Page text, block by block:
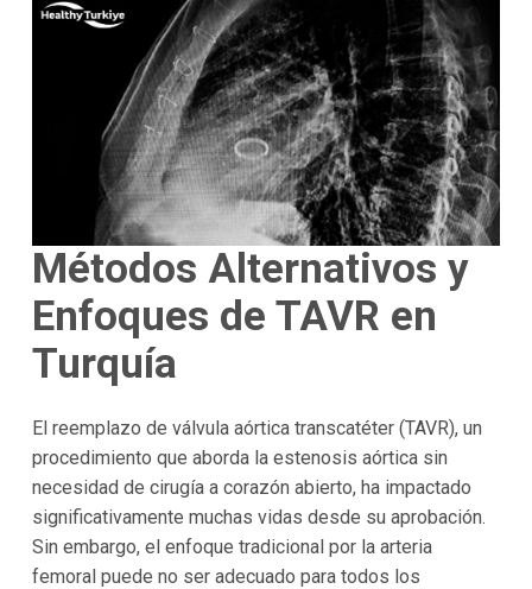
Métodos Alternativos y
Enfoques de TAVR en
Turquía
El reemplazo de válvula aórtica transcatéter (TAVR), un
procedimiento que aborda la estenosis aórtica sin
necesidad de cirugía a corazón abierto, ha impactado
significativamente muchas vidas desde su aprobación.
Sin embargo, el enfoque tradicional por la arteria
femoral puede no ser adecuado para todos los